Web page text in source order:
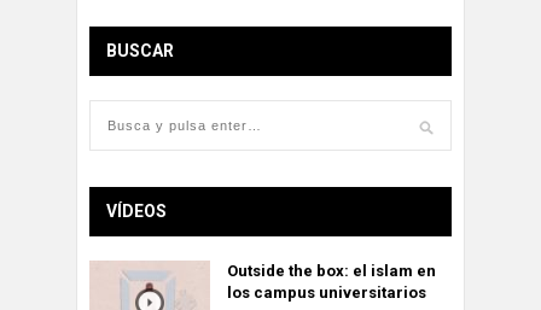
BUSCAR
VÍDEOS
Outside the box: el islam en
los campus universitarios